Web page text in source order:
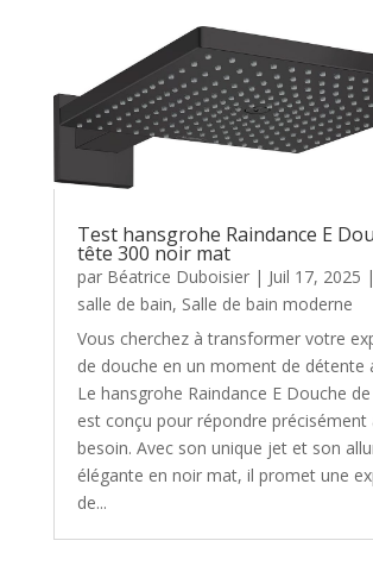
Test hansgrohe Raindance E
tête 300 noir mat
par Béatrice Duboisier| Juil 17, 2025 |
salle de bain, Salle de bain moderne
Vous cherchez à transformer votre
de douche en un moment de détente
Le hansgrohe Raindance E Douche
est conçu pour répondre précisément
besoin. Avec son unique jet et son
élégante en noir mat, il promet une
de...